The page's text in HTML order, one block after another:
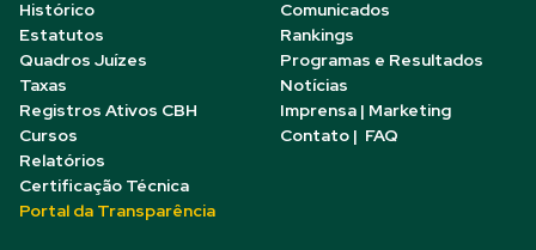
Histórico
Estatutos
Quadros Juízes
Taxas
Registros Ativos CBH
Cursos
Relatórios
Certificação Técnica
Portal da Transparência
Comunicados
Rankings
Programas e Resultados
Notícias
Imprensa | Marketing
Contato | FAQ